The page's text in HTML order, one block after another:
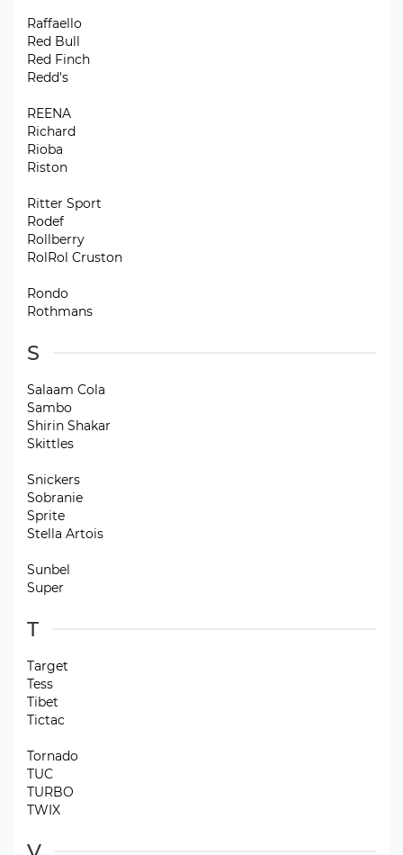
Raffaello
Red Bull
Red Finch
Redd's
REENA
Richard
Rioba
Riston
Ritter Sport
Rodef
Rollberry
RolRol Cruston
Rondo
Rothmans
S
Salaam Cola
Sambo
Shirin Shakar
Skittles
Snickers
Sobranie
Sprite
Stella Artois
Sunbel
Super
T
Target
Tess
Tibet
Tictac
Tornado
TUC
TURBO
TWIX